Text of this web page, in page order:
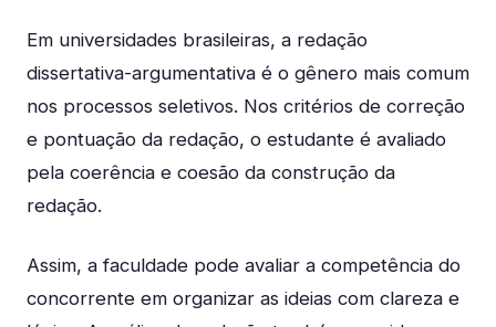
Em universidades brasileiras, a redação
dissertativa-argumentativa é o gênero mais comum
nos processos seletivos. Nos critérios de correção
e pontuação da redação, o estudante é avaliado
pela coerência e coesão da construção da
redação.
Assim, a faculdade pode avaliar a competência do
concorrente em organizar as ideias com clareza e